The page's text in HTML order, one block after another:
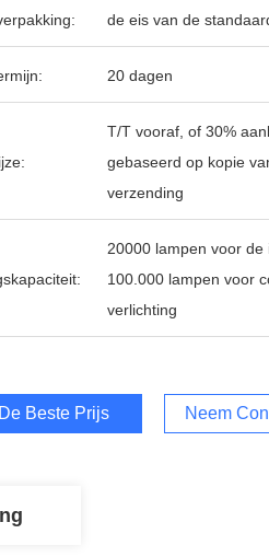
de eis van de
20 dagen
T/T vooraf, of 30%
gebaseerd op kopie
verzending
20000 lampen voor
100.000 lampen voor
verlichting
Beste Prijs Neem